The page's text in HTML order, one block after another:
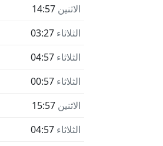
الاثنين 14:57
الثلاثاء 03:27
الثلاثاء 04:57
الثلاثاء 00:57
الاثنين 15:57
الثلاثاء 04:57